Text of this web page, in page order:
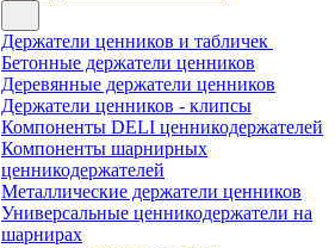
Держатели ценников и табличек
Бетонные держатели ценников
Деревянные держатели ценников
Держатели ценников - клипсы
Компоненты DELI ценникодержателей
Компоненты шарнирных
ценникодержателей
Металлические держатели ценников
Универсальные ценникодержатели на
шарнирах